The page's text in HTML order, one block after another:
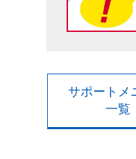
サポートメ
一覧